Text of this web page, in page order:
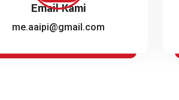
Email Kami
me.aaipi@gmail.com